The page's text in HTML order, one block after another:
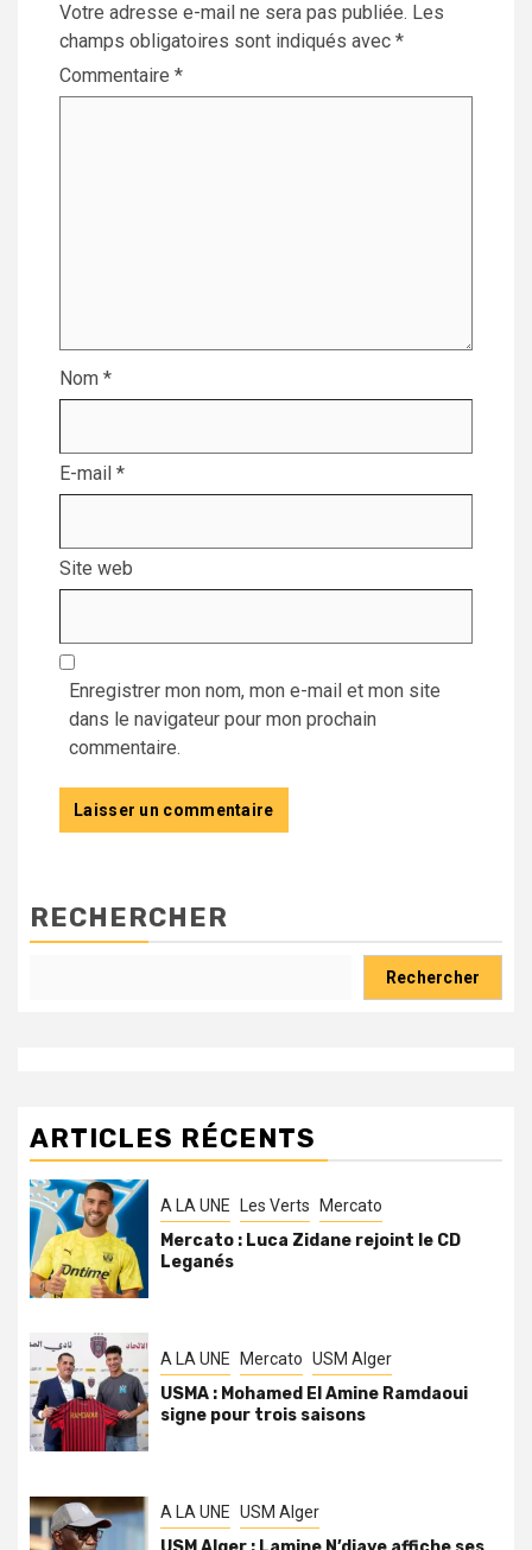
Votre adresse e-mail ne sera pas publiée. Les
champs obligatoires sont indiqués avec *
Commentaire *
Nom *
E-mail *
Site web
Enregistrer mon nom, mon e-mail et mon site
dans le navigateur pour mon prochain
commentaire.
RECHERCHER
Rechercher
ARTICLES RÉCENTS
A LA UNE Les Verts Mercato
Mercato : Luca Zidane rejoint le CD
Leganés
A LA UNE Mercato USM Alger
USMA : Mohamed El Amine Ramdaoui
signe pour trois saisons
A LA UNE USM Alger